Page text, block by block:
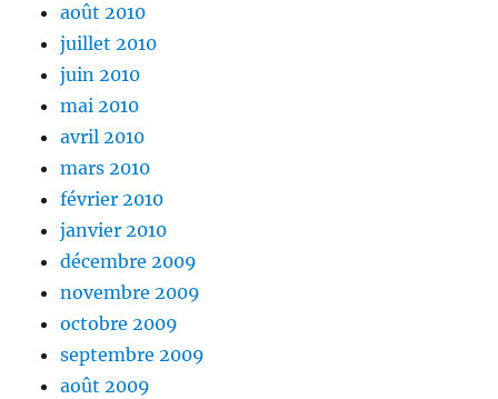
août 2010
juillet 2010
juin 2010
mai 2010
avril 2010
mars 2010
février 2010
janvier 2010
décembre 2009
novembre 2009
octobre 2009
septembre 2009
août 2009